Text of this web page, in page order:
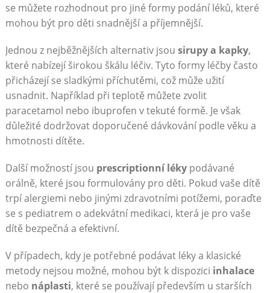
se můžete rozhodnout pro jiné formy podání léků, které
mohou být pro děti snadnější a příjemnější.
Jednou z nejběžnějších alternativ jsou sirupy a kapky,
které nabízejí širokou škálu léčiv. Tyto formy léčby často
přicházejí se sladkými příchutěmi, což může užití
usnadnit. Například při teplotě můžete zvolit
paracetamol nebo ibuprofen v tekuté formě. Je však
důležité dodržovat doporučené dávkování podle věku a
hmotnosti dítěte.
Další možností jsou prescriptionní lékypodávané
orálně, které jsou formulovány pro děti. Pokud vaše dítě
trpí alergiemi nebo jinými zdravotními potížemi, poraďte
se s pediatrem o adekvátní medikaci, která je pro vaše
dítě bezpečná a efektivní.
V případech, kdy je potřebné podávat léky a klasické
metody nejsou možné, mohou být k dispozici inhalace
nebo náplasti, které se používají především u starších